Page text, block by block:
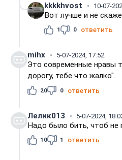
kkkkhvost 10-07-
Вот лучше и не
1 0 ответить
mihx 5-07-2024, 17:52
Это современные нравы
дорогу, тебе что жалко".
20 0 ответить
Лелик013 5-07-2024,
Надо было бить, чтоб не
10 1 ответить